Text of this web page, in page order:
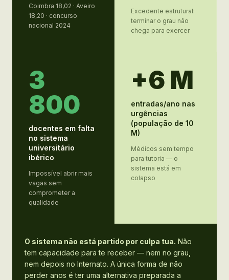
Coimbra 18,02 · Aveiro
18,20 · concurso
nacional 2024
Excedente estrutural:
terminar o grau não
chega para exercer
3
800
docentes em falta
no sistema
universitário
ibérico
Impossível abrir mais
vagas sem
comprometer a
qualidade
+6 M
entradas/ano nas
urgências
(população de 10
M)
Médicos sem tempo
para tutoria — o
sistema está em
colapso
O sistema não está partido por culpa tua. Não
tem capacidade para te receber — nem no grau,
nem depois no Internato. A única forma de não
perder anos é ter uma alternativa preparada a